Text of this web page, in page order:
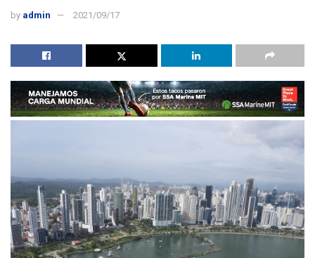
by admin 2021/09/17